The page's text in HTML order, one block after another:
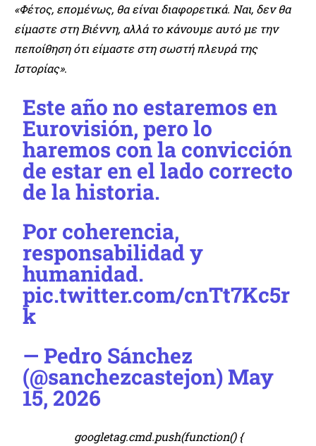
«Φέτος, επομένως, θα είναι διαφορετικά. Ναι, δεν θα
είμαστε στη Βιέννη, αλλά το κάνουμε αυτό με την
πεποίθηση ότι είμαστε στη σωστή πλευρά της
Ιστορίας».
Este año no estaremos en
Eurovisión, pero lo
haremos con la convicción
de estar en el lado correcto
de la historia.
Por coherencia,
responsabilidad y
humanidad.
pic.twitter.com/cnTt7Kc5r
k
— Pedro Sánchez
(@sanchezcastejon)May
15, 2026
googletag.cmd.push(function() {